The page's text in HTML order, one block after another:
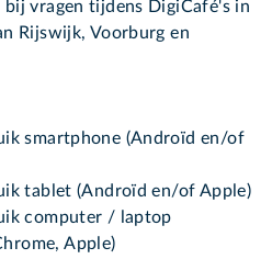
bij vragen tijdens DigiCafé's in
Rijswijk, Voorburg en
smartphone (Androïd en/of
tablet (Androïd en/of Apple)
computer / laptop
Apple)